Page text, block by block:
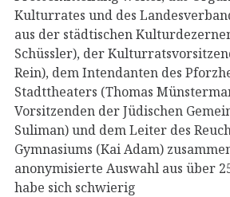
Kulturrates und des
aus der städtischen
Schüssler), der
Rein), dem Intendanten des
Stadttheaters (Thomas
Vorsitzenden der Jüdischen
Suliman) und dem Leiter des
Gymnasiums (Kai Adam)
anonymisierte Auswahl aus über
habe sich schwierig